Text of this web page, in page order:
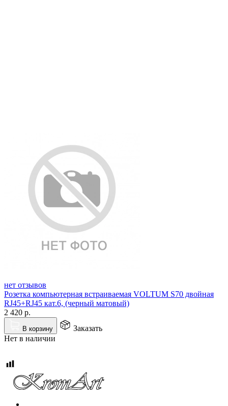
нет отзывов
Розетка компьютерная встраиваемая VOLTUM S70 двойная
RJ45+RJ45 кат.6, (черный матовый)
2 420 р.
В корзину
Заказать
Нет в наличии